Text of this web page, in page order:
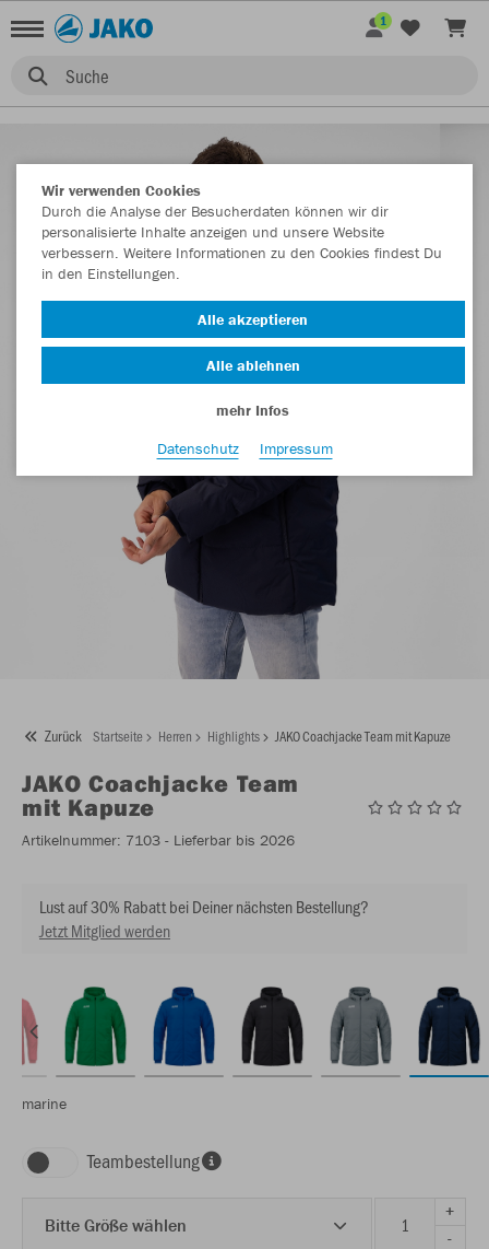
Suche
1
Zurück Startseite Herren Highlights JAKO Coachjacke Team mit Kapuze
JAKO Coachjacke Team
mit Kapuze
Artikelnummer: 7103 - Lieferbar bis 2026
Lust auf 30% Rabatt bei Deiner nächsten Bestellung?
Jetzt Mitglied werden
marine
Teambestellung
Bitte Größe wählen
+
-
Wir verwenden Cookies
Durch die Analyse der Besucherdaten können wir dir
personalisierte Inhalte anzeigen und unsere Website
verbessern. Weitere Informationen zu den Cookies findest Du
in den Einstellungen.
Alle akzeptieren
Alle ablehnen
mehr Infos
Datenschutz
Impressum